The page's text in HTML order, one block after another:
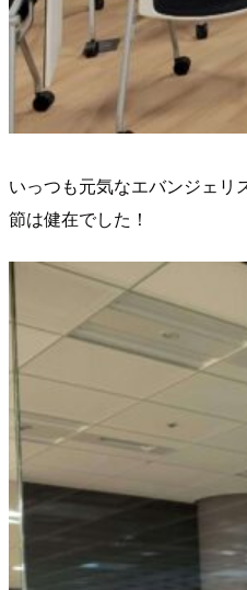
いっつも元気なエバンジェリ
節は健在でした！